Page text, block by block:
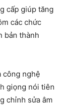
cấp giúp tăng
các chức
bản thành
công nghệ
giọng nói tiên
chỉnh sửa âm